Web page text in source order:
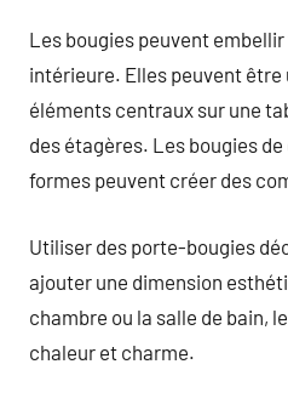
Les bougies peuvent
intérieure. Elles peuvent
éléments centraux sur une
des étagères. Les bougies
formes peuvent créer des
Utiliser des porte-bougies
ajouter une dimension
chambre ou la salle de bain,
chaleur et charme.